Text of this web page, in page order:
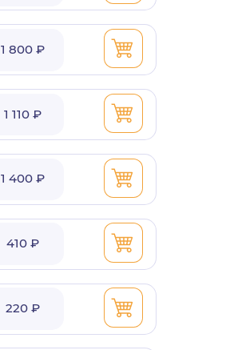
1 800 ₽
1 110 ₽
1 400 ₽
410 ₽
220 ₽